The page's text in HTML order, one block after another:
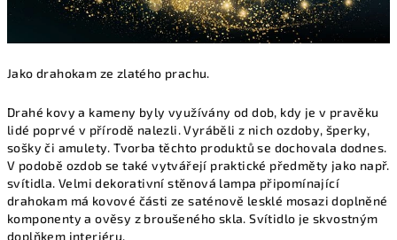
Jako drahokam ze zlatého prachu.
Drahé kovy a kameny byly využívány od dob, kdy je v pravěku
lidé poprvé v přírodě nalezli. Vyráběli z nich ozdoby, šperky,
sošky či amulety. Tvorba těchto produktů se dochovala dodnes.
V podobě ozdob se také vytvářejí praktické předměty jako např.
svítidla. Velmi dekorativní stěnová lampa připomínající
drahokam má kovové části ze saténově lesklé mosazi doplněné
komponenty a ověsy z broušeného skla. Svítidlo je skvostným
doplňkem interiéru.